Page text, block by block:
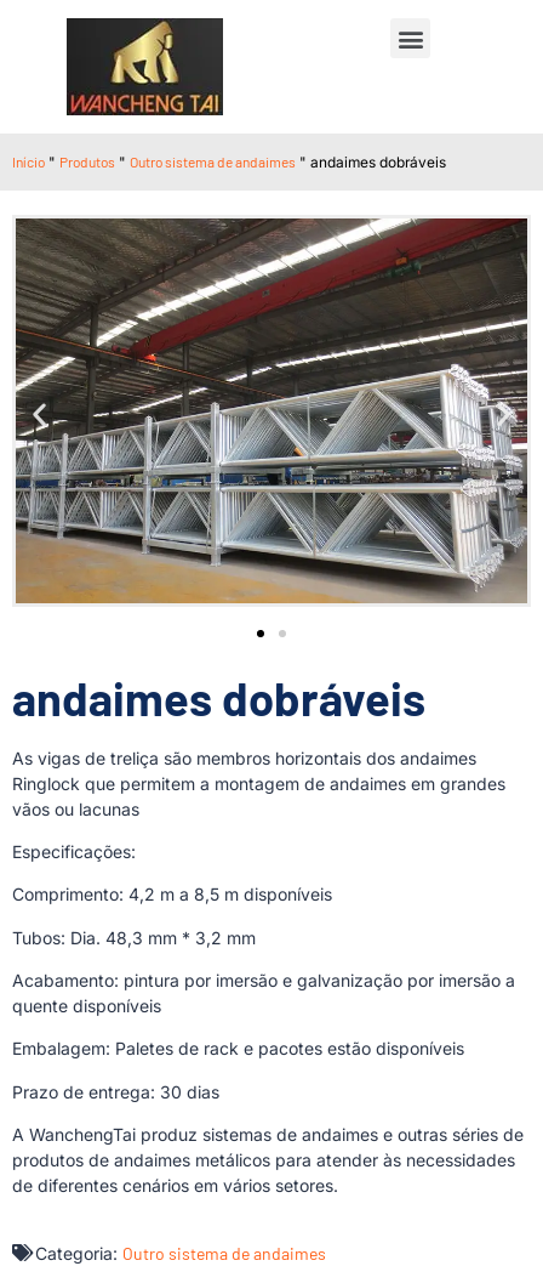
Início " Produtos " Outro sistema de andaimes " andaimes dobráveis
andaimes dobráveis
As vigas de treliça são membros horizontais dos andaimes
Ringlock que permitem a montagem de andaimes em grandes
vãos ou lacunas
Especificações:
Comprimento: 4,2 m a 8,5 m disponíveis
Tubos: Dia. 48,3 mm * 3,2 mm
Acabamento: pintura por imersão e galvanização por imersão a
quente disponíveis
Embalagem: Paletes de rack e pacotes estão disponíveis
Prazo de entrega: 30 dias
A WanchengTai produz sistemas de andaimes e outras séries de
produtos de andaimes metálicos para atender às necessidades
de diferentes cenários em vários setores.
Categoria: Outro sistema de andaimes